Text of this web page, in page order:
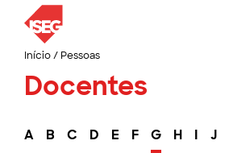
Início/ Pessoas
Docentes
A B C D E F G H I J